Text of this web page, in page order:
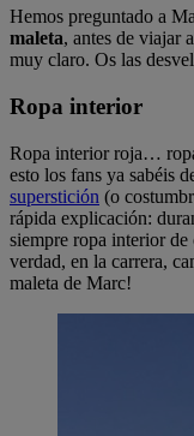
Hemos preguntado a
maleta, antes de viajar
muy claro. Os las
Ropa interior
Ropa interior roja…
esto los fans ya sabéis
superstición (o
rápida explicación:
siempre ropa interior
verdad, en la carrera,
maleta de Marc!